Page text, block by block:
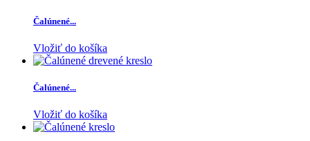
Čalúnené...
Vložiť do košíka
Čalúnené...
Vložiť do košíka